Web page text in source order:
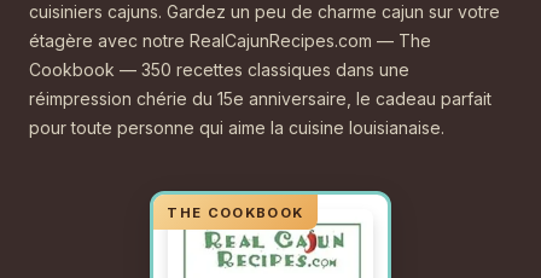
cuisiniers cajuns. Gardez un peu de charme cajun sur votre
étagère avec notre RealCajunRecipes.com — The
Cookbook — 350 recettes classiques dans une
réimpression chérie du 15e anniversaire, le cadeau parfait
pour toute personne qui aime la cuisine louisianaise.